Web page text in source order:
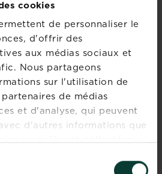
cookies
de personnaliser le
d'offrir des
aux médias sociaux et
Nous partageons
sur l'utilisation de
de médias
et d'analyse, qui peuvent
d'autres informations que
ou qu'ils ont collectées
En savoir plussur Les maladies et
Réussir la plantation des
fraises : conseils et
astuces
En savoir plussur Réussir la plantation
Désherbant pour ronces
sur Désherbant pour